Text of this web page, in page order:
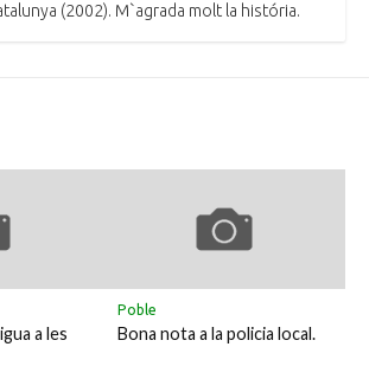
(2002). M`agrada molt la história.
a les
Poble
Bona nota a la policia local.